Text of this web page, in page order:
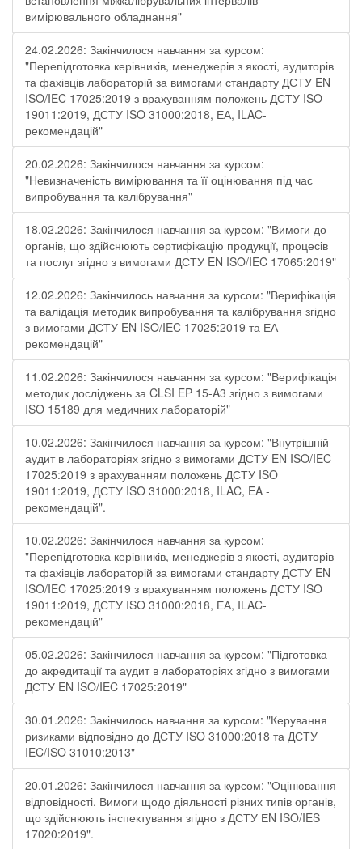
вимірювального обладнання"
24.02.2026: Закінчилося навчання за курсом:
"Перепідготовка керівників, менеджерів з якості, аудиторів
та фахівців лабораторій за вимогами стандарту ДСТУ EN
ISO/IEC 17025:2019 з врахуванням положень ДСТУ ISO
19011:2019, ДСТУ ISO 31000:2018, ЕА, ILAC-
рекомендацій"
20.02.2026: Закінчилося навчання за курсом:
"Невизначеність вимірювання та її оцінювання під час
випробування та калібрування"
18.02.2026: Закінчилося навчання за курсом: "Вимоги до
органів, що здійснюють сертифікацію продукції, процесів
та послуг згідно з вимогами ДСТУ EN ISO/IEC 17065:2019"
12.02.2026: Закінчилось навчання за курсом: "Верифікація
та валідація методик випробування та калібрування згідно
з вимогами ДСТУ EN ISO/IEC 17025:2019 та ЕА-
рекомендацій"
11.02.2026: Закінчилося навчання за курсом: "Верифікація
методик досліджень за CLSI EP 15-A3 згідно з вимогами
ISO 15189 для медичних лабораторій"
10.02.2026: Закінчилося навчання за курсом: "Внутрішній
аудит в лабораторіях згідно з вимогами ДСТУ EN ISO/IEC
17025:2019 з врахуванням положень ДСТУ ISO
19011:2019, ДСТУ ISO 31000:2018, ILAC, EA -
рекомендацій".
10.02.2026: Закінчилося навчання за курсом:
"Перепідготовка керівників, менеджерів з якості, аудиторів
та фахівців лабораторій за вимогами стандарту ДСТУ EN
ISO/IEC 17025:2019 з врахуванням положень ДСТУ ISO
19011:2019, ДСТУ ISO 31000:2018, ЕА, ILAC-
рекомендацій"
05.02.2026: Закінчилося навчання за курсом: "Підготовка
до акредитації та аудит в лабораторіях згідно з вимогами
ДСТУ EN ISO/IEC 17025:2019"
30.01.2026: Закінчилось навчання за курсом: "Керування
ризиками відповідно до ДСТУ ISO 31000:2018 та ДСТУ
IEC/ISO 31010:2013"
20.01.2026: Закінчилося навчання за курсом: "Оцінювання
відповідності. Вимоги щодо діяльності різних типів органів,
що здійснюють інспектування згідно з ДСТУ ЕN ISO/IES
17020:2019".